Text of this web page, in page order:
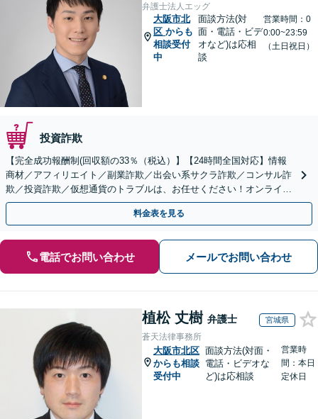
弁護士法人エッグ
大阪市北
区 からも
相談受付
中
面談方法(対
面・電話・ビデ
オなど)は応相
談
営業時間：0
0:00~23:59
（土日祝日）
投資詐欺
【完全成功報酬制(回収額の33％（税込）】【24時間全国対応】情報
商材／アフィリエイト／副業詐欺／出会い系サクラ詐欺／コンサル詐
欺／投資詐欺／仮想通貨のトラブルは、お任せください！オンライン
のみで解決も可能！
料金表を見る
電話でお問い合わせ メールでお問い合わせ
植松 丈樹 弁護士 宮城県
蒼天法律事務所
大阪市北区
からも相談
受付中
面談方法(対面・
電話・ビデオな
ど)は応相談
営業時
間：本日
定休日